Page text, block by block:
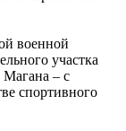
военной
участка
Магана – с
спортивного